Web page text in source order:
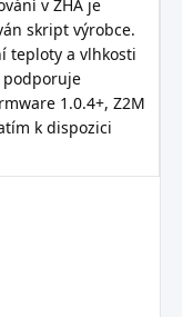
v ZHA je
skript výrobce.
teploty a vlhkosti
1.0.4+, Z2M
k dispozici